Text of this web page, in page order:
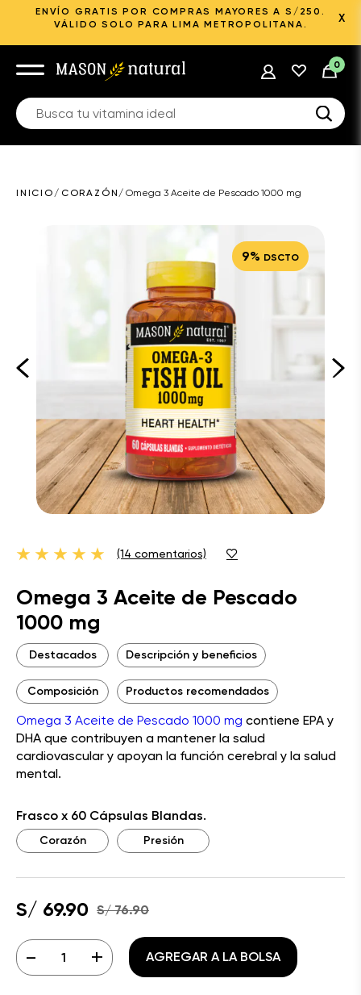
ENVÍO GRATIS POR COMPRAS MAYORES A S/250.
VÁLIDO SOLO PARA LIMA METROPOLITANA.
X
0
INICIO / CORAZÓN /Omega 3 Aceite de Pescado 1000 mg
9% DSCTO
(14 comentarios)
Omega 3 Aceite de Pescado
1000 mg
Destacados Descripción y beneficios
Composición Productos recomendados
Omega 3 Aceite de Pescado 1000 mg contiene EPA y
DHA que contribuyen a mantener la salud
cardiovascular y apoyan la función cerebral y la salud
mental.
Frasco x 60 Cápsulas Blandas.
Corazón Presión
S/ 69.90 S/ 76.90
- + AGREGAR A LA BOLSA